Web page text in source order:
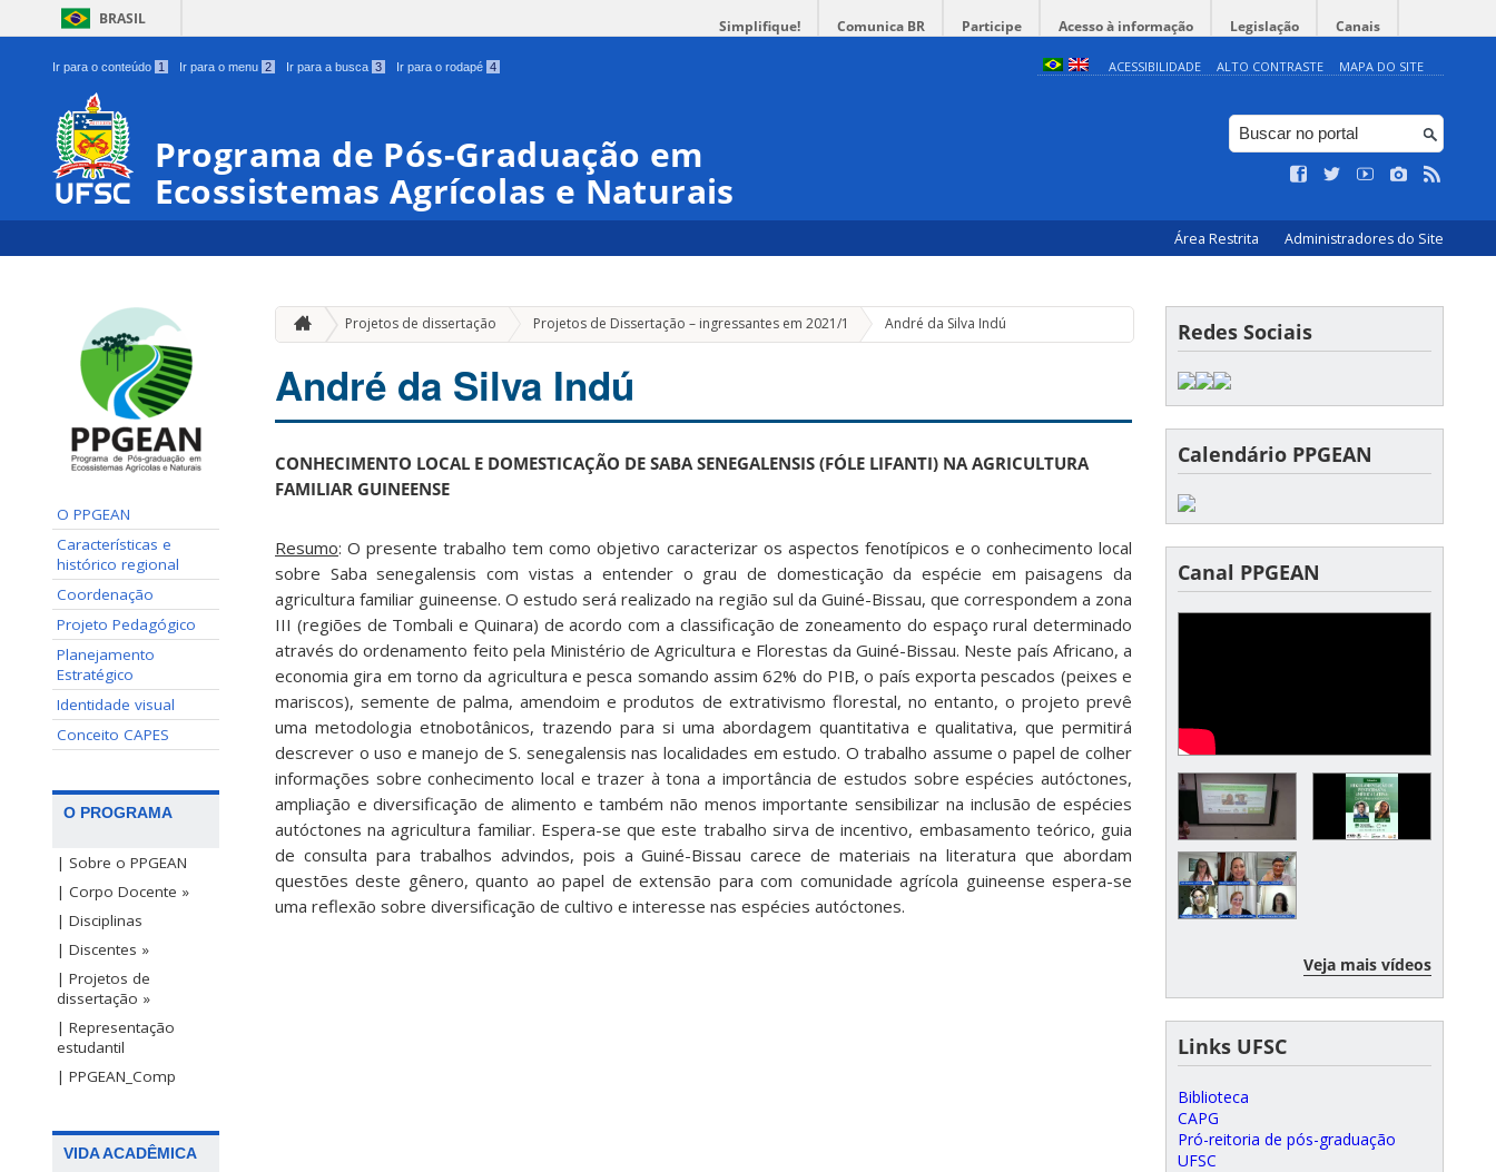
BRASIL Simplifique! Comunica BR Participe Acesso à informação Legislação Canais
Ir para o conteúdo 1 Ir para o menu 2 Ir para a busca 3 Ir para o rodapé 4 ACESSIBILIDADE ALTO CONTRASTE MAPA DO SITE
Programa de Pós-Graduação em
Ecossistemas Agrícolas e Naturais
Área Restrita Administradores do Site
O PPGEAN
Características e
histórico regional
Coordenação
Projeto Pedagógico
Planejamento
Estratégico
Identidade visual
Conceito CAPES
O PROGRAMA
| Sobre o PPGEAN
| Corpo Docente »
| Disciplinas
| Discentes »
| Projetos de
dissertação »
| Representação
estudantil
| PPGEAN_Comp
VIDA ACADÊMICA
Projetos de dissertação Projetos de Dissertação – ingressantes em 2021/1 André da Silva Indú
André da Silva Indú
CONHECIMENTO LOCAL E DOMESTICAÇÃO DE SABA SENEGALENSIS (FÓLE LIFANTI) NA AGRICULTURA
FAMILIAR GUINEENSE
Resumo: O presente trabalho tem como objetivo caracterizar os aspectos fenotípicos e o conhecimento local
sobre Saba senegalensis com vistas a entender o grau de domesticação da espécie em paisagens da
agricultura familiar guineense. O estudo será realizado na região sul da Guiné-Bissau, que correspondem a zona
III (regiões de Tombali e Quinara) de acordo com a classificação de zoneamento do espaço rural determinado
através do ordenamento feito pela Ministério de Agricultura e Florestas da Guiné-Bissau. Neste país Africano, a
economia gira em torno da agricultura e pesca somando assim 62% do PIB, o país exporta pescados (peixes e
mariscos), semente de palma, amendoim e produtos de extrativismo florestal, no entanto, o projeto prevê
uma metodologia etnobotânicos, trazendo para si uma abordagem quantitativa e qualitativa, que permitirá
descrever o uso e manejo de S. senegalensis nas localidades em estudo. O trabalho assume o papel de colher
informações sobre conhecimento local e trazer à tona a importância de estudos sobre espécies autóctones,
ampliação e diversificação de alimento e também não menos importante sensibilizar na inclusão de espécies
autóctones na agricultura familiar. Espera-se que este trabalho sirva de incentivo, embasamento teórico, guia
de consulta para trabalhos advindos, pois a Guiné-Bissau carece de materiais na literatura que abordam
questões deste gênero, quanto ao papel de extensão para com comunidade agrícola guineense espera-se
uma reflexão sobre diversificação de cultivo e interesse nas espécies autóctones.
Redes Sociais
Calendário PPGEAN
Canal PPGEAN
Veja mais vídeos
Links UFSC
Biblioteca
CAPG
Pró-reitoria de pós-graduação
UFSC